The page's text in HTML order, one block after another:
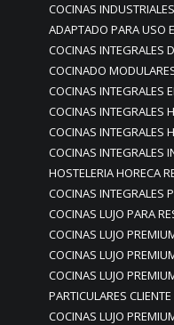
COCINAS
ADAPTADO PARA USO
COCINAS INTEGRALES
COCINADO
COCINAS INTEGRALES
COCINAS INTEGRALES
COCINAS INTEGRALES
COCINAS INTEGRALES
HOSTELERIA HORECA
COCINAS INTEGRALES
COCINAS LUJO PARA
COCINAS LUJO
COCINAS LUJO
COCINAS LUJO
PARTICULARES
COCINAS LUJO